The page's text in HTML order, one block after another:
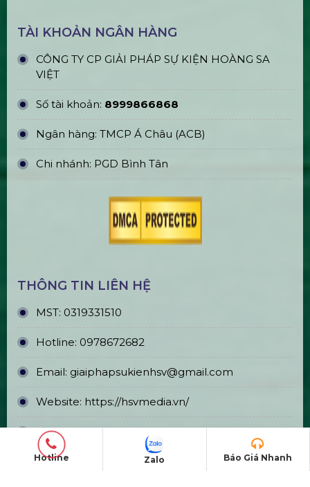
Trụ sở chính: E5/13 ấp 5, Xã Bình Lợi, TPHCM
Văn phòng đại diện: 184/20A Lê Đình Cẩn, Khu
phố 6, Phường Tân Tạo, TP.HCM
CN Hà Nội: 229, Đ. Vân Trì, Phường Vân Nội, Quận
Đông Anh, Hà Nội
CN Phú Quốc: ĐT45, Dương Đông, Phú Quốc,
Kiên Giang
TÀI KHOẢN NGÂN HÀNG
CÔNG TY CP GIẢI PHÁP SỰ KIỆN HOÀNG SA
Số tài khoản:8999866868
THÔNG TIN LIÊN HỆ
Hotline Báo Giá Nhanh
Zalo